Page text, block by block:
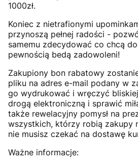
1000zł.
Koniec z nietrafionymi
przynoszą pełnej radości -
samemu zdecydować co chcą
pewnością bedą zadowoleni!
Zakupiony bon rabatowy
pliku na adres e-mail podany w
go wydrukować i wręczyć
drogą elektroniczną i sprawić
także rewelacyjny pomysł na
wszystkich, którzy robią zakupy
nie musisz czekać na dostawę
Ważne informacje: